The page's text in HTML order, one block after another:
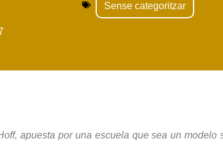
Sense categoritzar
apuesta por una escuela que sea un